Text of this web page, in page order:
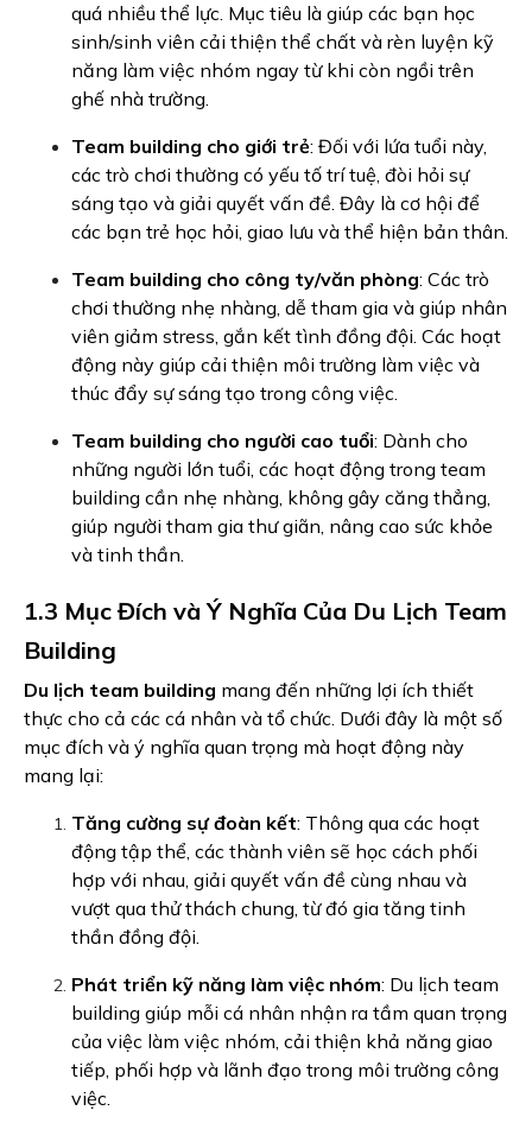
quá nhiều thể lực. Mục tiêu là giúp các bạn học
sinh/sinh viên cải thiện thể chất và rèn luyện kỹ
năng làm việc nhóm ngay từ khi còn ngồi trên
ghế nhà trường.
Team building cho giới trẻ: Đối với lứa tuổi này,
các trò chơi thường có yếu tố trí tuệ, đòi hỏi sự
sáng tạo và giải quyết vấn đề. Đây là cơ hội để
các bạn trẻ học hỏi, giao lưu và thể hiện bản thân.
Team building cho công ty/văn phòng: Các trò
chơi thường nhẹ nhàng, dễ tham gia và giúp nhân
viên giảm stress, gắn kết tình đồng đội. Các hoạt
động này giúp cải thiện môi trường làm việc và
thúc đẩy sự sáng tạo trong công việc.
Team building cho người cao tuổi: Dành cho
những người lớn tuổi, các hoạt động trong team
building cần nhẹ nhàng, không gây căng thẳng,
giúp người tham gia thư giãn, nâng cao sức khỏe
và tinh thần.
1.3 Mục Đích và Ý Nghĩa Của Du Lịch Team
Building
Du lịch team building mang đến những lợi ích thiết
thực cho cả các cá nhân và tổ chức. Dưới đây là một số
mục đích và ý nghĩa quan trọng mà hoạt động này
mang lại:
Tăng cường sự đoàn kết: Thông qua các hoạt
động tập thể, các thành viên sẽ học cách phối
hợp với nhau, giải quyết vấn đề cùng nhau và
vượt qua thử thách chung, từ đó gia tăng tinh
thần đồng đội.
Phát triển kỹ năng làm việc nhóm: Du lịch team
building giúp mỗi cá nhân nhận ra tầm quan trọng
của việc làm việc nhóm, cải thiện khả năng giao
tiếp, phối hợp và lãnh đạo trong môi trường công
việc.